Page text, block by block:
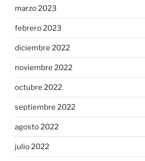
marzo 2023
febrero 2023
diciembre 2022
noviembre 2022
octubre 2022
septiembre 2022
agosto 2022
julio 2022